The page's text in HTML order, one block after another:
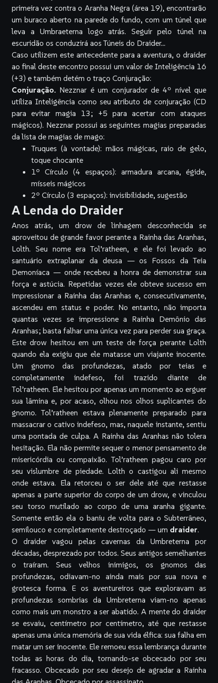
primeira vez contra o Aranha Negra (área 19), encontrarão
um buraco aberto na parede do fundo, com um túnel que
leva a Umbraeterna logo atrás. Seguir pelo túnel na
escuridão os conduzirá aos Túneis do Draider...
Caso utilizem este antecedente para a aventura, o draider
ao final deste encontro possui um valor de Inteligência 16
(+3) e também detém o traço Conjuração:
Conjuração. Nezznar é um conjurador de 4º nível que
utiliza Inteligência como seu atributo de conjuração (CD
para evitar magia 13; +5 para acertar com ataques
mágicos). Nezznar possui as seguintes magias preparadas
da lista de magias de mago:
Truques (à vontade): mãos mágicas, raio de gelo,
toque chocante
1º Círculo (4 espaços): armadura arcana, égide,
mísseis mágicos
2º Círculo (3 espaços): invisibilidade, sugestão
A Lenda do Draider
Anos atrás, um drow de linhagem desconhecida se
aproveitou de grande favor perante a Rainha das Aranhas,
Lolth. Seu nome era Tol’ratheen, e ele foi levado ao
santuário extraplanar da deusa — os Fossos da Teia
Demoníaca — onde recebeu a honra de demonstrar sua
força e astúcia. Repetidas vezes ele obteve sucesso em
impressionar a Rainha das Aranhas e, consecutivamente,
ascendeu em status e poder. No entanto, não importa
quantas vezes se impressione a Rainha Demônio das
Aranhas; basta falhar uma única vez para perder sua graça.
Este drow hesitou em um teste de força perante Lolth
quando ela exigiu que ele matasse um viajante inocente.
Um gnomo das profundezas, atado por teias e
completamente indefeso, foi trazido diante de
Tol’ratheen. Ele hesitou por apenas um momento ao erguer
sua lâmina e, por acaso, olhou nos olhos suplicantes do
gnomo. Tol’ratheen estava plenamente preparado para
massacrar o cativo indefeso, mas, naquele instante, sentiu
uma pontada de culpa. A Rainha das Aranhas não tolera
hesitação. Ela não permite sequer o menor pensamento de
misericórdia ou compaixão. Tol’ratheen pagou caro por
seu vislumbre de piedade. Lolth o castigou ali mesmo
onde estava. Ela retorceu o ser dele até que restasse
apenas a parte superior do corpo de um drow, e vinculou
seu torso mutilado ao corpo de uma aranha gigante.
Somente então ela o baniu de volta para o Subterrâneo,
semilouco e completamente destroçado — um draider.
O draider vagou pelas cavernas da Umbreterna por
décadas, desprezado por todos. Seus antigos semelhantes
o traíram. Seus velhos inimigos, os gnomos das
profundezas, odiavam-no ainda mais por sua nova e
grotesca forma. E os aventureiros que exploravam as
profundezas sombrias da Umbreterna viam-no apenas
como mais um monstro a ser abatido. A mente do draider
se esvaiu, centímetro por centímetro, até que restasse
apenas uma única memória de sua vida élfica: sua falha em
matar um ser inocente. Ele remoeu essa lembrança durante
todas as horas do dia, tornando-se obcecado por seu
fracasso. Obcecado por seu desejo de agradar a Rainha